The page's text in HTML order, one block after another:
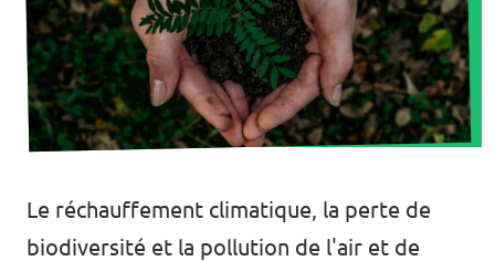
Agenda
Faire un don pour Volt Belgique
Doe mee met Volt Europa
Le réchauffement climatique, la perte de
biodiversité et la pollution de l'air et de